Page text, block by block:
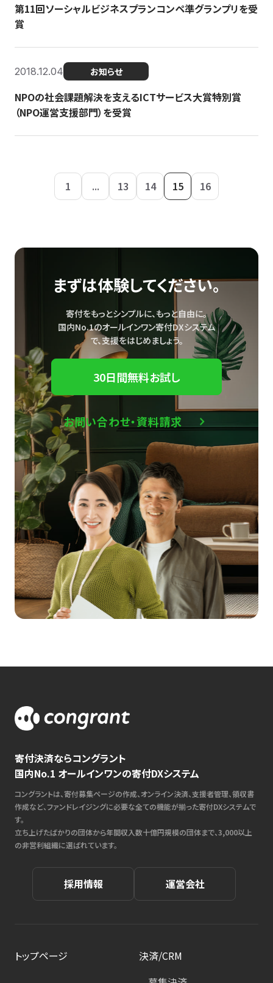
第11回ソーシャルビジネスプランコンペ準グランプリを受
賞
2018.12.04 お知らせ
NPOの社会課題解決を支えるICTサービス大賞特別賞
（NPO運営支援部門）を受賞
1 ... 13 14 15 16
まずは体験してください。
寄付をもっとシンプルに、もっと自由に。
国内No.1のオールインワン寄付DXシステム
で、支援をはじめましょう。
30日間無料お試し
お問い合わせ・資料請求
寄付決済ならコングラント
国内No.1 オールインワンの寄付DXシステム
コングラントは、寄付募集ページの作成、オンライン決済、支援者管理、領収書
作成など、ファンドレイジングに必要な全ての機能が揃った寄付DXシステムで
す。
立ち上げたばかりの団体から年間収入数十億円規模の団体まで、3,000以上
の非営利組織に選ばれています。
採用情報 運営会社
トップページ
決済/CRM